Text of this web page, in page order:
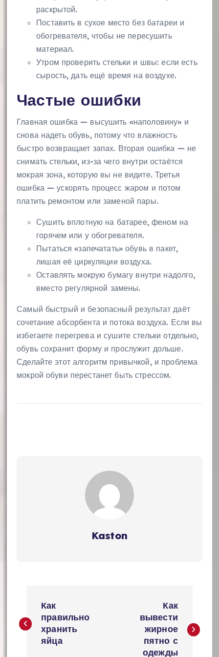
раскрытой.
Поставить в сухое место без батареи и
обогревателя, чтобы не пересушить
материал.
Утром проверить стельки и швы: если есть
сырость, дать ещё время на воздухе.
Частые ошибки
Главная ошибка — высушить «наполовину» и
снова надеть обувь, потому что влажность
быстро возвращает запах. Вторая ошибка — не
снимать стельки, из-за чего внутри остаётся
мокрая зона, которую вы не видите. Третья
ошибка — ускорять процесс жаром и потом
платить ремонтом или заменой пары.
Сушить вплотную на батарее, феном на
горячем или у обогревателя.
Пытаться «запечатать» обувь в пакет,
лишая её циркуляции воздуха.
Оставлять мокрую бумагу внутри надолго,
вместо регулярной замены.
Самый быстрый и безопасный результат даёт
сочетание абсорбента и потока воздуха. Если вы
избегаете перегрева и сушите стельки отдельно,
обувь сохранит форму и прослужит дольше.
Сделайте этот алгоритм привычкой, и проблема
мокрой обуви перестанет быть стрессом.
Kaston
а
в
Как
правильно
хранить
яйца
Как
вывести
жирное
пятно с
одежды